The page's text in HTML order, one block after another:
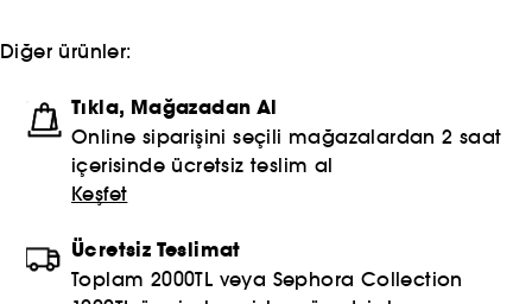
Diğer ürünler:
Tıkla, Mağazadan Al
Online siparişini seçili mağazalardan 2 saat
içerisinde ücretsiz teslim al
Keşfet
Ücretsiz Teslimat
Toplam 2000TL veya Sephora Collection